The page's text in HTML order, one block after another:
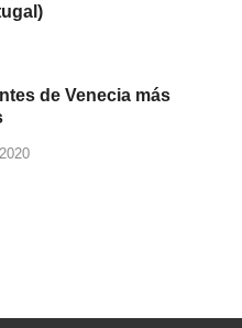
de Venecia más